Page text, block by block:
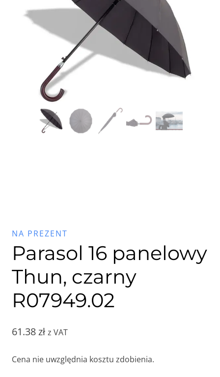
NA PREZENT
Parasol 16 panelowy
Thun, czarny
R07949.02
61.38zł z VAT
Cena nie uwzględnia kosztu zdobienia.